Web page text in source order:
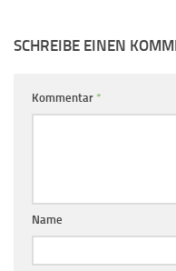
SCHREIBE EINEN
Kommentar *
Name